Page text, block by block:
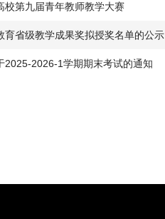
校第九届青年教师教学大赛
育省级教学成果奖拟授奖名单的公示
2025-2026-1学期期末考试的通知